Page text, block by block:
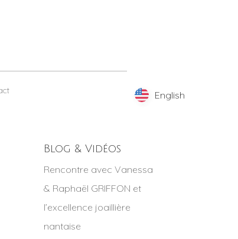
Blog & Vidéos
Rencontre avec Vanessa
& Raphaël GRIFFON et
l’excellence joaillière
nantaise
English
English